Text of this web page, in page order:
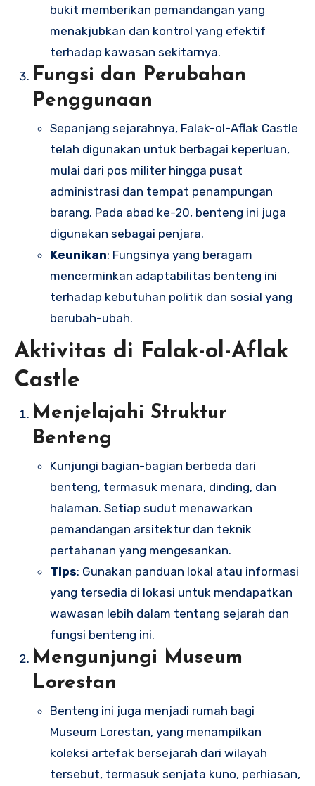
bukit memberikan pemandangan yang
menakjubkan dan kontrol yang efektif
terhadap kawasan sekitarnya.
Fungsi dan Perubahan
Penggunaan
Sepanjang sejarahnya, Falak-ol-Aflak Castle
telah digunakan untuk berbagai keperluan,
mulai dari pos militer hingga pusat
administrasi dan tempat penampungan
barang. Pada abad ke-20, benteng ini juga
digunakan sebagai penjara.
Keunikan: Fungsinya yang beragam
mencerminkan adaptabilitas benteng ini
terhadap kebutuhan politik dan sosial yang
berubah-ubah.
Aktivitas di Falak-ol-Aflak
Castle
Menjelajahi Struktur
Benteng
Kunjungi bagian-bagian berbeda dari
benteng, termasuk menara, dinding, dan
halaman. Setiap sudut menawarkan
pemandangan arsitektur dan teknik
pertahanan yang mengesankan.
Tips: Gunakan panduan lokal atau informasi
yang tersedia di lokasi untuk mendapatkan
wawasan lebih dalam tentang sejarah dan
fungsi benteng ini.
Mengunjungi Museum
Lorestan
Benteng ini juga menjadi rumah bagi
Museum Lorestan, yang menampilkan
koleksi artefak bersejarah dari wilayah
tersebut, termasuk senjata kuno, perhiasan,